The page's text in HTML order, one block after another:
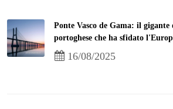
Ponte Vasco de Gama: il
portoghese che ha sfidato
16/08/2025